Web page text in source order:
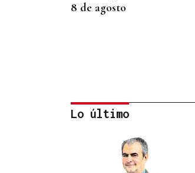
8 de agosto
AHORRO ENERGÉTICO
Lo último